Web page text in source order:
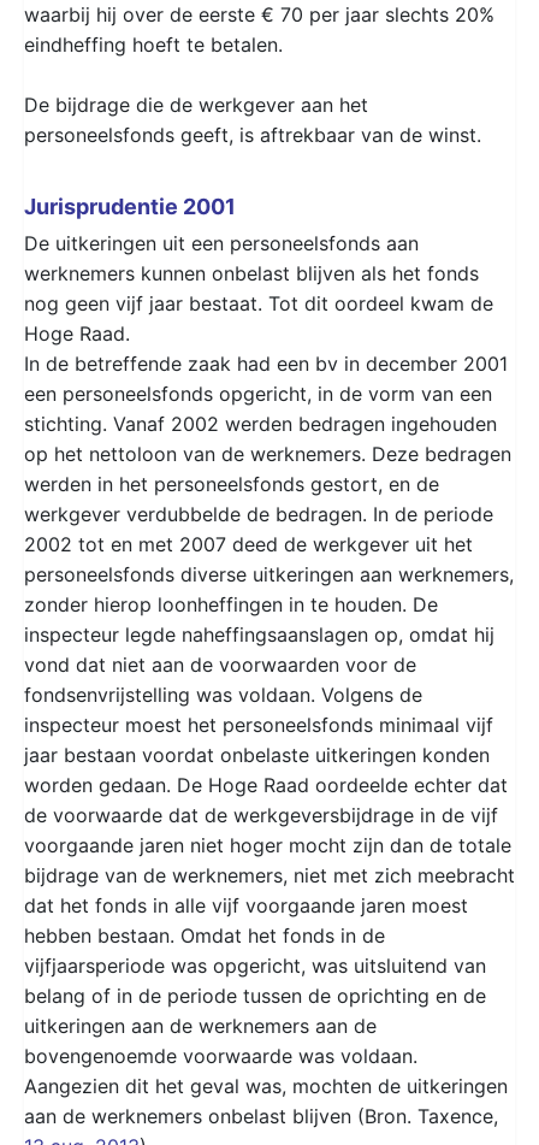
waarbij hij over de eerste € 70 per jaar slechts 20%
eindheffing hoeft te betalen.
De bijdrage die de werkgever aan het
personeelsfonds geeft, is aftrekbaar van de winst.
Jurisprudentie 2001
De uitkeringen uit een personeelsfonds aan
werknemers kunnen onbelast blijven als het fonds
nog geen vijf jaar bestaat. Tot dit oordeel kwam de
Hoge Raad.
In de betreffende zaak had een bv in december 2001
een personeelsfonds opgericht, in de vorm van een
stichting. Vanaf 2002 werden bedragen ingehouden
op het nettoloon van de werknemers. Deze bedragen
werden in het personeelsfonds gestort, en de
werkgever verdubbelde de bedragen. In de periode
2002 tot en met 2007 deed de werkgever uit het
personeelsfonds diverse uitkeringen aan werknemers,
zonder hierop loonheffingen in te houden. De
inspecteur legde naheffingsaanslagen op, omdat hij
vond dat niet aan de voorwaarden voor de
fondsenvrijstelling was voldaan. Volgens de
inspecteur moest het personeelsfonds minimaal vijf
jaar bestaan voordat onbelaste uitkeringen konden
worden gedaan. De Hoge Raad oordeelde echter dat
de voorwaarde dat de werkgeversbijdrage in de vijf
voorgaande jaren niet hoger mocht zijn dan de totale
bijdrage van de werknemers, niet met zich meebracht
dat het fonds in alle vijf voorgaande jaren moest
hebben bestaan. Omdat het fonds in de
vijfjaarsperiode was opgericht, was uitsluitend van
belang of in de periode tussen de oprichting en de
uitkeringen aan de werknemers aan de
bovengenoemde voorwaarde was voldaan.
Aangezien dit het geval was, mochten de uitkeringen
aan de werknemers onbelast blijven (Bron. Taxence,